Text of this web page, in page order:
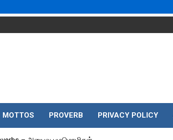
MOTTOS PROVERB PRIVACY POLICY